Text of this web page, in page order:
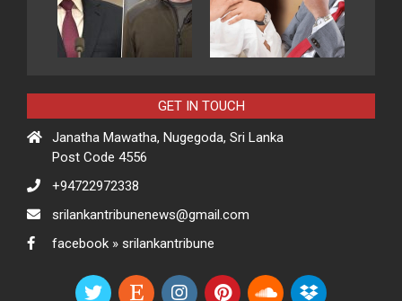
GET IN TOUCH
Janatha Mawatha, Nugegoda, Sri Lanka
Post Code 4556
+94722972338
srilankantribunenews@gmail.com
facebook » srilankantribune